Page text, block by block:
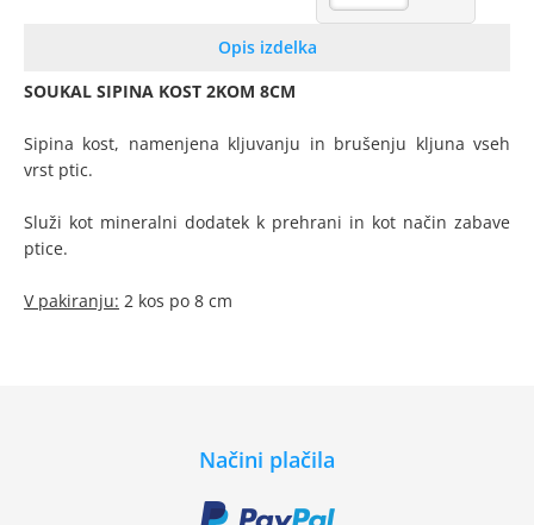
Opis izdelka
SOUKAL SIPINA KOST 2KOM 8CM
Sipina kost, namenjena kljuvanju in brušenju kljuna vseh
vrst ptic.
Služi kot mineralni dodatek k prehrani in kot način zabave
ptice.
V pakiranju: 2 kos po 8 cm
Načini plačila